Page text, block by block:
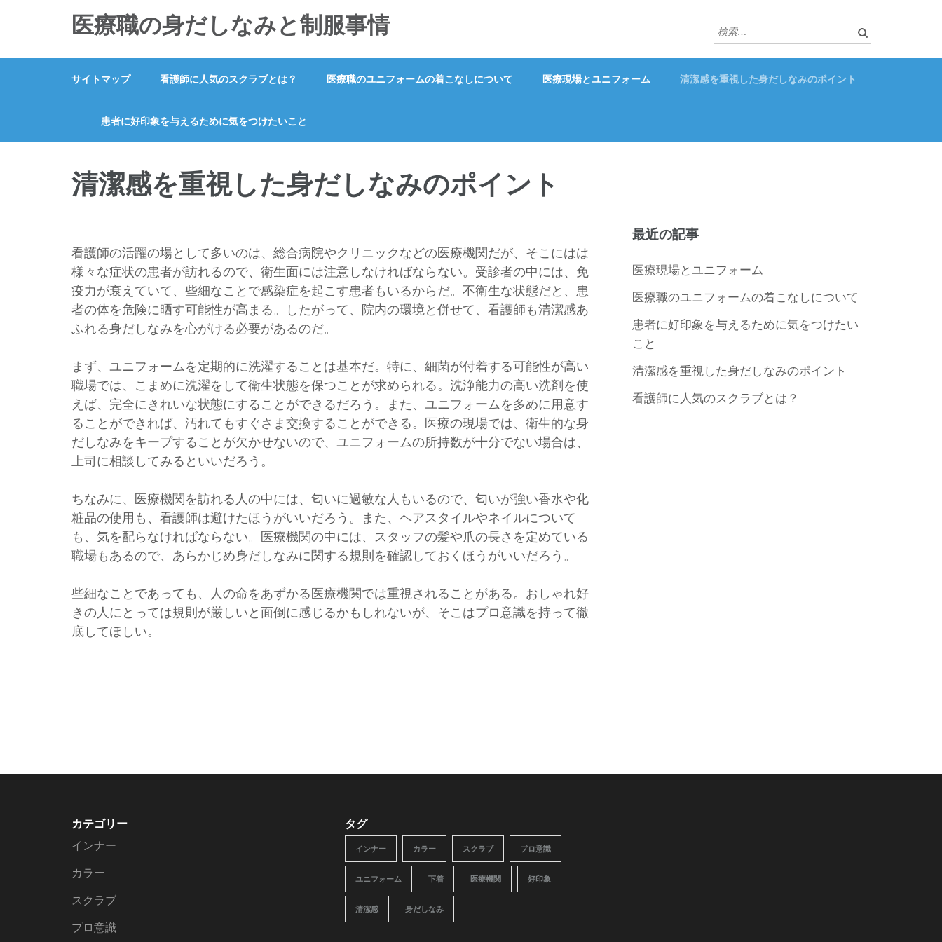
キ
医療職の身だしなみと制服事情
検
索:
サイトマップ 看護師に人気のスクラブとは？ 医療職のユニフォームの着こなしについて 医療現場とユニフォーム 清潔感を重視した身だしなみのポイント
患者に好印象を与えるために気をつけたいこと
清潔感を重視した身だしなみのポイント
看護師の活躍の場として多いのは、総合病院やクリニックなどの医療機関だが、そこにはは
様々な症状の患者が訪れるので、衛生面には注意しなければならない。受診者の中には、免
疫力が衰えていて、些細なことで感染症を起こす患者もいるからだ。不衛生な状態だと、患
者の体を危険に晒す可能性が高まる。したがって、院内の環境と併せて、看護師も清潔感あ
ふれる身だしなみを心がける必要があるのだ。
まず、ユニフォームを定期的に洗濯することは基本だ。特に、細菌が付着する可能性が高い
職場では、こまめに洗濯をして衛生状態を保つことが求められる。洗浄能力の高い洗剤を使
えば、完全にきれいな状態にすることができるだろう。また、ユニフォームを多めに用意す
ることができれば、汚れてもすぐさま交換することができる。医療の現場では、衛生的な身
だしなみをキープすることが欠かせないので、ユニフォームの所持数が十分でない場合は、
上司に相談してみるといいだろう。
ちなみに、医療機関を訪れる人の中には、匂いに過敏な人もいるので、匂いが強い香水や化
粧品の使用も、看護師は避けたほうがいいだろう。また、ヘアスタイルやネイルについて
も、気を配らなければならない。医療機関の中には、スタッフの髪や爪の長さを定めている
職場もあるので、あらかじめ身だしなみに関する規則を確認しておくほうがいいだろう。
些細なことであっても、人の命をあずかる医療機関では重視されることがある。おしゃれ好
きの人にとっては規則が厳しいと面倒に感じるかもしれないが、そこはプロ意識を持って徹
底してほしい。
最近の記事
医療現場とユニフォーム
医療職のユニフォームの着こなしについて
患者に好印象を与えるために気をつけたい
こと
清潔感を重視した身だしなみのポイント
看護師に人気のスクラブとは？
カテゴリー
インナー
カラー
スクラブ
プロ意識
タグ
インナー カラー スクラブ プロ意識
ユニフォーム 下着 医療機関 好印象
清潔感 身だしなみ